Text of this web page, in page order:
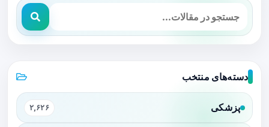
دسته‌های منتخب
پزشکی ۲,۶۲۶